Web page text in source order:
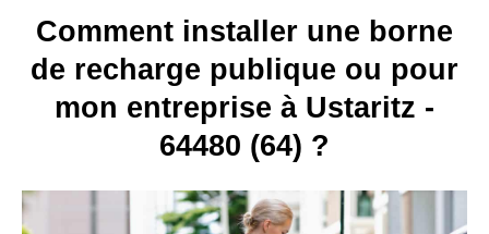
Comment installer une borne
de recharge publique ou pour
mon entreprise à Ustaritz -
64480 (64) ?